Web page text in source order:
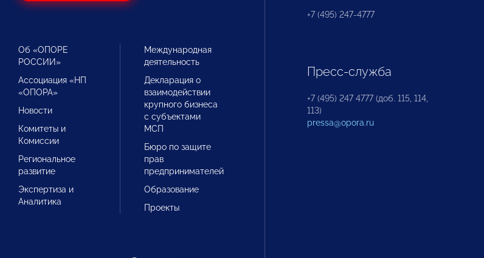
Об «ОПОРЕ
РОССИИ»
Ассоциация «НП
«ОПОРА»
Новости
Комитеты и
Комиссии
Региональное
развитие
Экспертиза и
Аналитика
Международная
деятельность
Декларация о
взаимодействии
крупного бизнеса
с субъектами
МСП
Бюро по защите
прав
предпринимателей
Образование
Проекты
+7 (495) 247-4777
Пресс-служба
+7 (495) 247 4777 (доб. 115, 114,
113)
pressa@opora.ru